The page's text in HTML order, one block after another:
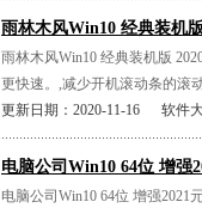
雨林木风Win10 经典装机
雨林木风Win10 经典装机版
更快速。,减少开机滚动条的滚
更新日期：2020-11-16 软件
电脑公司Win10 64位 增强
电脑公司Win10 64位 增强